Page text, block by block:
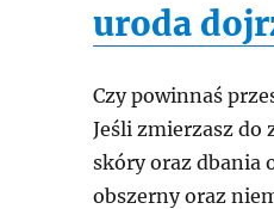
uroda
Czy powinnaś
Jeśli zmierzasz do
skóry oraz dbania
obszerny oraz